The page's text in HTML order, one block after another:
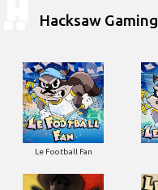
Hacksaw Gaming
Le Football Fan